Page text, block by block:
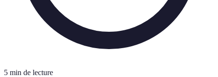
5 min de lecture